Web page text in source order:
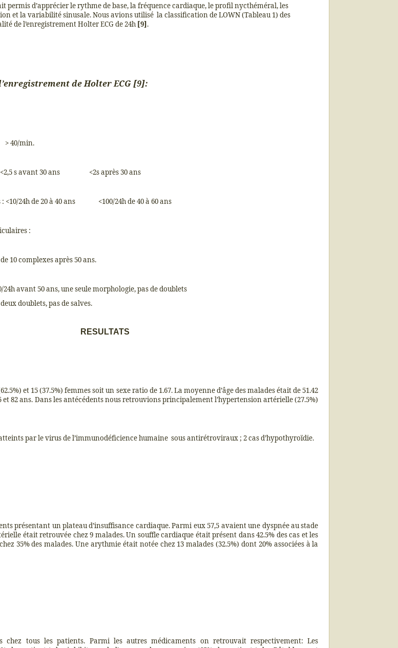
permis d’apprécier le rythme de base, la fréquence cardiaque, le profil nycthéméral, les
et la variabilité sinusale. Nous avions utilisé la classification de LOWN (Tableau 1) des
de l’enregistrement Holter ECG de 24h [9].
de Holter ECG [9]:
> 40/min.
<2,5 s avant 30 ans <2s après 30 ans
24h de 20 à 40 ans <100/24h de 40 à 60 ans
:
10 complexes après 50 ans.
avant 50 ans, une seule morphologie, pas de doublets
doublets, pas de salves.
RESULTATS
et 15 (37.5%) femmes soit un sexe ratio de 1.67. La moyenne d’âge des malades était de 51.42
et 82 ans. Dans les antécédents nous retrouvions principalement l’hypertension artérielle (27.5%)
par le virus de l’immunodéficience humaine sous antirétroviraux ; 2 cas d’hypothyroïdie.
présentant un plateau d’insuffisance cardiaque. Parmi eux 57,5 avaient une dyspnée au stade
était retrouvée chez 9 malades. Un souffle cardiaque était présent dans 42.5% des cas et les
35% des malades. Une arythmie était notée chez 13 malades (32.5%) dont 20% associées à la
chez tous les patients. Parmi les autres médicaments on retrouvait respectivement: Les